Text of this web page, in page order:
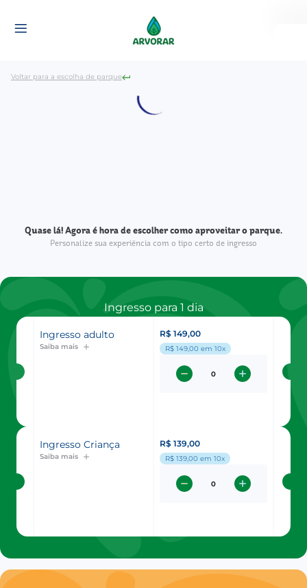
Voltar para a escolha de parque
Quase lá! Agora é hora de escolher como aproveitar o parque.
Personalize sua experiência com o tipo certo de ingresso
Ingresso para 1 dia
Ingresso adulto
Saiba mais
R$ 149,00
R$ 149,00 em 10x
Ingresso Criança
Saiba mais
R$ 139,00
R$ 139,00 em 10x